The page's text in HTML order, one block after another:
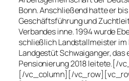
Bonn. Anschließend hatte er
Geschäftsführung und
Verbandes inne. 1994 wurde
schließlich Landstallmeister im
Landgestüt Schwaiganger, das
Pensionierung 2018 leitete.[/
[/vc_column][/